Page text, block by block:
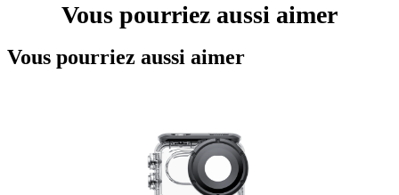
Vous pourriez aussi aimer
Vous pourriez aussi aimer